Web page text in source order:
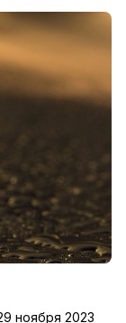
ноября 2023